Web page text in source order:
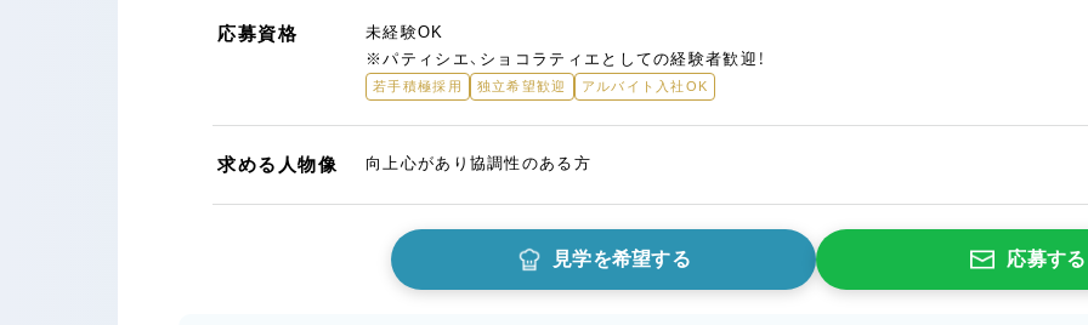
応募資格
未経験OK
※パティシエ、ショコラティエとしての経験者歓迎！
若手積極採用 独立希望歓迎 アルバイト入社OK
求める人物像 向上心があり協調性のある方
見学を希望する 応募する